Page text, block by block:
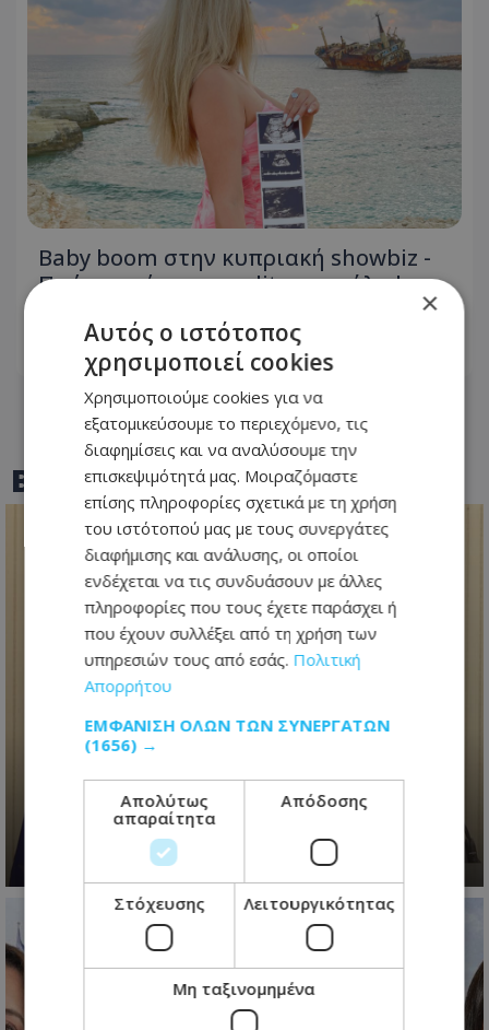
Baby boom στην κυπριακή showbiz -
Πρώην παίκτρια reality αποκάλυψε
05.08.2026 - 09:07
BEST OFTOTHEMAONLINE
Ανασχηματισμός με πολιτικά
μηνύματα: Ο Πρόεδρος
Χριστοδουλίδης έθεσε τον πήχη
ψηλά για τη νέα κυβέρνηση
06.08.2026 - 09:41
×
Αυτός ο ιστότοπος
χρησιμοποιεί cookies
Χρησιμοποιούμε cookies για να
εξατομικεύσουμε το περιεχόμενο, τις
διαφημίσεις και να αναλύσουμε την
επισκεψιμότητά μας. Μοιραζόμαστε
επίσης πληροφορίες σχετικά με τη χρήση
του ιστότοπού μας με τους συνεργάτες
διαφήμισης και ανάλυσης, οι οποίοι
ενδέχεται να τις συνδυάσουν με άλλες
πληροφορίες που τους έχετε παράσχει ή
που έχουν συλλέξει από τη χρήση των
υπηρεσιών τους από εσάς. Πολιτική
Απορρήτου
ΕΜΦΆΝΙΣΗ ΌΛΩΝ ΤΩΝ ΣΥΝΕΡΓΑΤΏΝ
(1656) →
Απολύτως
απαραίτητα
Απόδοσης
Στόχευσης Λειτουργικότητας
Μη ταξινομημένα